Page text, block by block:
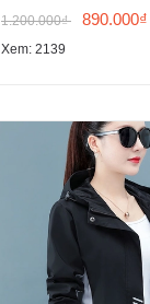
chất nhỏ tay ngắn
1.200.000₫ 890.000₫
Xem: 2139